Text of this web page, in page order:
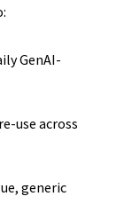
GenAI-
use across
generic